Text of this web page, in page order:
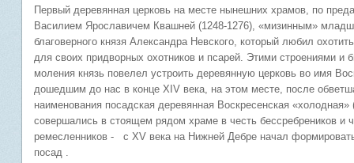
Первый деревянная церковь на месте нынешних храмов, по
Василием Ярославичем Квашней (1248-1276), «мизинным»
благоверного князя Александра Невского, который любил
для своих придворных охотников и псарей. Этими строениями
моления князь повелел устроить деревянную церковь во имя
дошедшим до нас в конце XIV века, на этом месте, после
наименования посадская деревянная Воскресенская
совершались в стоящем рядом храме в честь бессребреников и
ремесленников - с XV века на Нижней Дебре начал
посад .